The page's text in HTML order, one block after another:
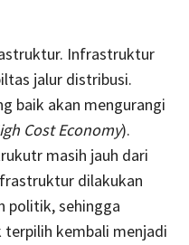
Infrastruktur
jalur distribusi.
baik akan mengurangi
Cost Economy).
masih jauh dari
dilakukan
politik, sehingga
kembali menjadi